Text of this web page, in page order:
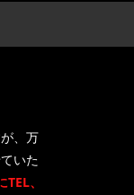
、万
いた
、